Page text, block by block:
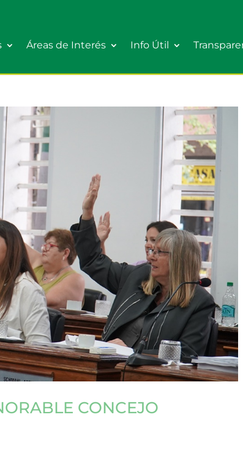
Áreas de Interés Info Útil
CONCEJO